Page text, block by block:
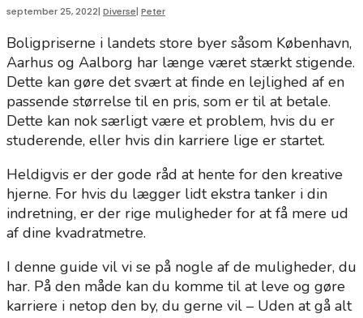
september 25, 2022| Diverse| Peter
Boligpriserne i landets store byer såsom København,
Aarhus og Aalborg har længe været stærkt stigende.
Dette kan gøre det svært at finde en lejlighed af en
passende størrelse til en pris, som er til at betale.
Dette kan nok særligt være et problem, hvis du er
studerende, eller hvis din karriere lige er startet.
Heldigvis er der gode råd at hente for den kreative
hjerne. For hvis du lægger lidt ekstra tanker i din
indretning, er der rige muligheder for at få mere ud
af dine kvadratmetre.
I denne guide vil vi se på nogle af de muligheder, du
har. På den måde kan du komme til at leve og gøre
karriere i netop den by, du gerne vil – Uden at gå alt